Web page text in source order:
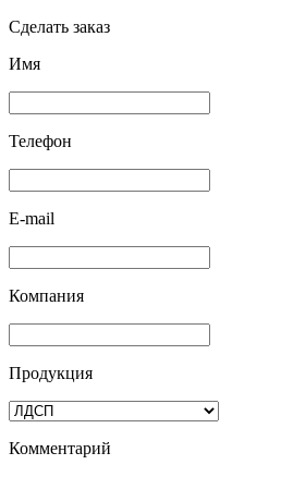
Сделать заказ
Имя
Телефон
E-mail
Компания
Продукция
Комментарий